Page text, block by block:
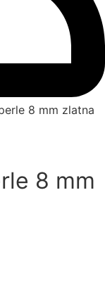
8 mm zlatna
8 mm